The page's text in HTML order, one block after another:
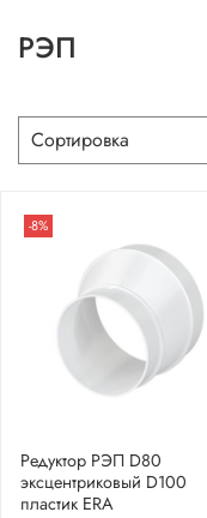
РЭП
-8%
Редуктор РЭП D80
эксцентриковый D100
пластик ERA